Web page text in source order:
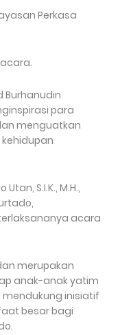
Perkasa
Burhanudin
para
menguatkan
S.I.K., M.H.,
acara
merupakan
anak-anak yatim
mendukung inisiatif
besar bagi